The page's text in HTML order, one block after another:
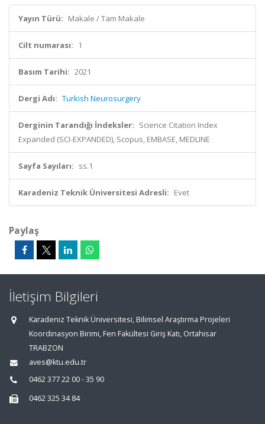
Yayın Türü: Makale / Tam Makale
Cilt numarası: 1
Basım Tarihi: 2021
Dergi Adı: Turkish Neurosurgery
Derginin Tarandığı İndeksler: Science Citation Index
Expanded (SCI-EXPANDED), Scopus, EMBASE, MEDLINE
Sayfa Sayıları: ss.1
Karadeniz Teknik Üniversitesi Adresli: Evet
Paylaş
İletişim Bilgileri
Karadeniz Teknik Üniversitesi, Bilimsel Araştırma Projeleri
Koordinasyon Birimi, Fen Fakültesi Giriş Katı, Ortahisar
TRABZON
aves@ktu.edu.tr
0462 377 22 00 - 35 90
0462 325 34 84